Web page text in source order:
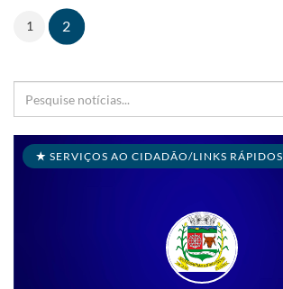
1 2(current)
SERVIÇOS AO CIDADÃO/LINKS RÁPIDOS